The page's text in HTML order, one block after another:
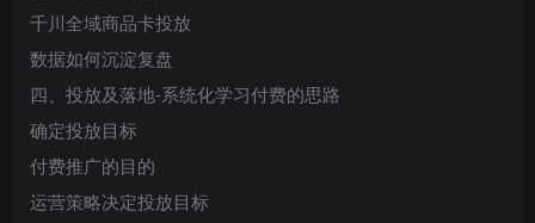
千川全域商品卡投放
数据如何沉淀复盘
四、投放及落地-系统化学习付费的思路
确定投放目标
付费推广的目的
运营策略决定投放目标